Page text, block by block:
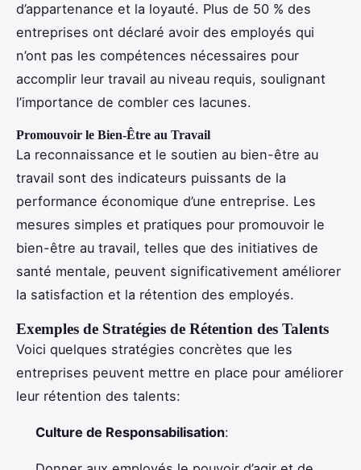
d’appartenance et la loyauté. Plus de 50 % des
entreprises ont déclaré avoir des employés qui
n’ont pas les compétences nécessaires pour
accomplir leur travail au niveau requis, soulignant
l’importance de combler ces lacunes.
Promouvoir le Bien-Être au Travail
La reconnaissance et le soutien au bien-être au
travail sont des indicateurs puissants de la
performance économique d’une entreprise. Les
mesures simples et pratiques pour promouvoir le
bien-être au travail, telles que des initiatives de
santé mentale, peuvent significativement améliorer
la satisfaction et la rétention des employés.
Exemples de Stratégies de Rétention des Talents
Voici quelques stratégies concrètes que les
entreprises peuvent mettre en place pour améliorer
leur rétention des talents:
Culture de Responsabilisation: